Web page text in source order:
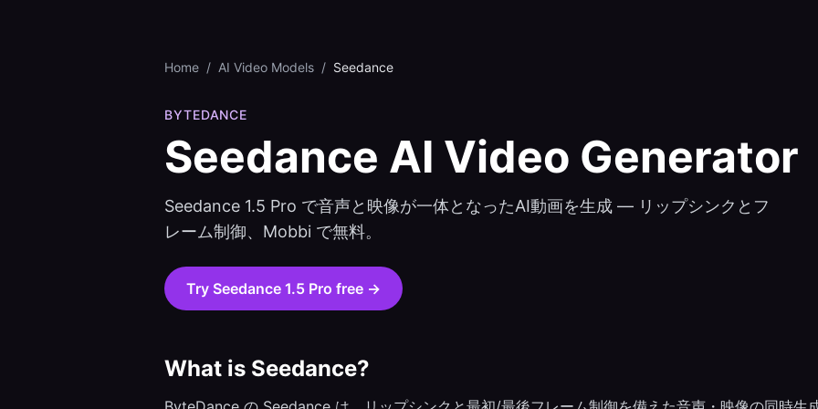
Home / AI Video Models / Seedance
BYTEDANCE
Seedance AI Video Generator
Seedance 1.5 Pro で音声と映像が一体となったAI動画を生成 — リップシンクとフ
レーム制御、Mobbi で無料。
Try Seedance 1.5 Pro free →
What is Seedance?